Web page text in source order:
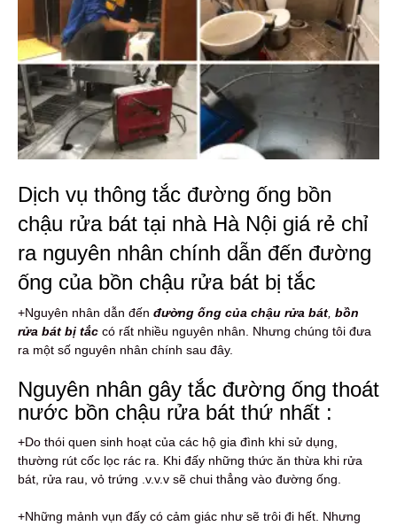
Dịch vụ thông tắc đường ống bồn
chậu rửa bát tại nhà Hà Nội giá rẻ chỉ
ra nguyên nhân chính dẫn đến đường
ống của bồn chậu rửa bát bị tắc
+Nguyên nhân dẫn đến đường ống của chậu rửa bát bồn
rửa bát bị tắc có rất nhiều nguyên nhân. Nhưng chúng tôi đưa
ra một số nguyên nhân chính sau đây.
Nguyên nhân gây tắc đường ống thoát
nước bồn chậu rửa bát thứ nhất :
+Do thói quen sinh hoạt của các hộ gia đình khi sử dụng,
thường rút cốc lọc rác ra. Khi đấy những thức ăn thừa khi rửa
bát, rửa rau, vỏ trứng .v.v.v sẽ chui thẳng vào đường ống.
+Những mảnh vụn đấy có cảm giác như sẽ trôi đi hết. Nhưng